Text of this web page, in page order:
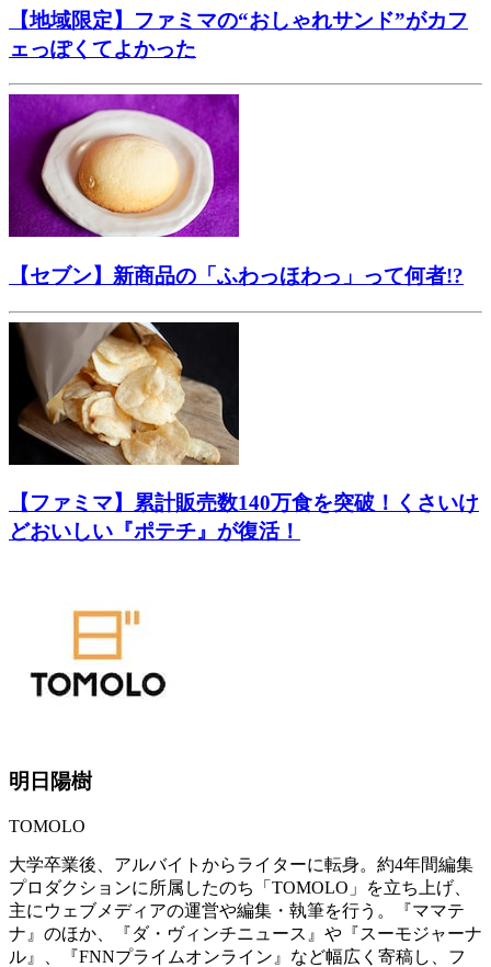
【地域限定】ファミマの“おしゃれサンド”がカフ
ェっぽくてよかった
【セブン】新商品の「ふわっほわっ」って何者!?
【ファミマ】累計販売数140万食を突破！くさいけ
どおいしい『ポテチ』が復活！
明日陽樹
TOMOLO
大学卒業後、アルバイトからライターに転身。約4年間編集
プロダクションに所属したのち「TOMOLO」を立ち上げ、
主にウェブメディアの運営や編集・執筆を行う。『ママテ
ナ』のほか、『ダ・ヴィンチニュース』や『スーモジャーナ
ル』、『FNNプライムオンライン』など幅広く寄稿し、フ